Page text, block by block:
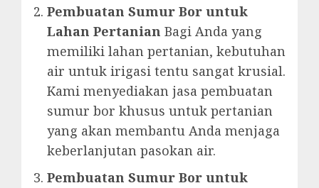
Pembuatan Sumur Bor untuk
Lahan Pertanian Bagi Anda yang
memiliki lahan pertanian, kebutuhan
air untuk irigasi tentu sangat krusial.
Kami menyediakan jasa pembuatan
sumur bor khusus untuk pertanian
yang akan membantu Anda menjaga
keberlanjutan pasokan air.
Pembuatan Sumur Bor untuk